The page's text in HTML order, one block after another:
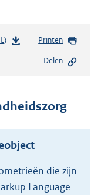
b
n
s
r
o
t
Printen
Delen
die zijn
Language